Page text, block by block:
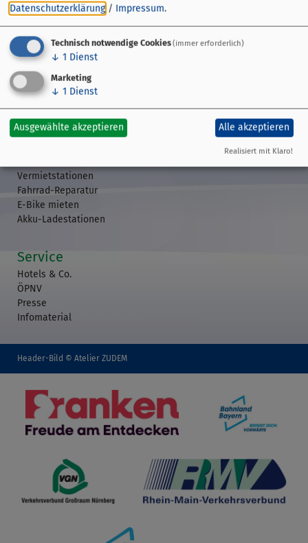
Streckenführung
Übersicht
GPS-Daten
Etappen
Veranstaltungen
Vermietstationen
Fahrrad-Reparatur
E-Bike mieten
Akku-Ladestationen
Service
Hotels & Co.
ÖPNV
Presse
Infomaterial
Header-Bild © Atelier ZUDEM
Datenschutzerklärung / Impressum.
Technisch notwendige Cookies(immer erforderlich)
↓ 1 Dienst
Marketing
↓ 1 Dienst
Ausgewählte akzeptieren Alle akzeptieren
Realisiert mit Klaro!